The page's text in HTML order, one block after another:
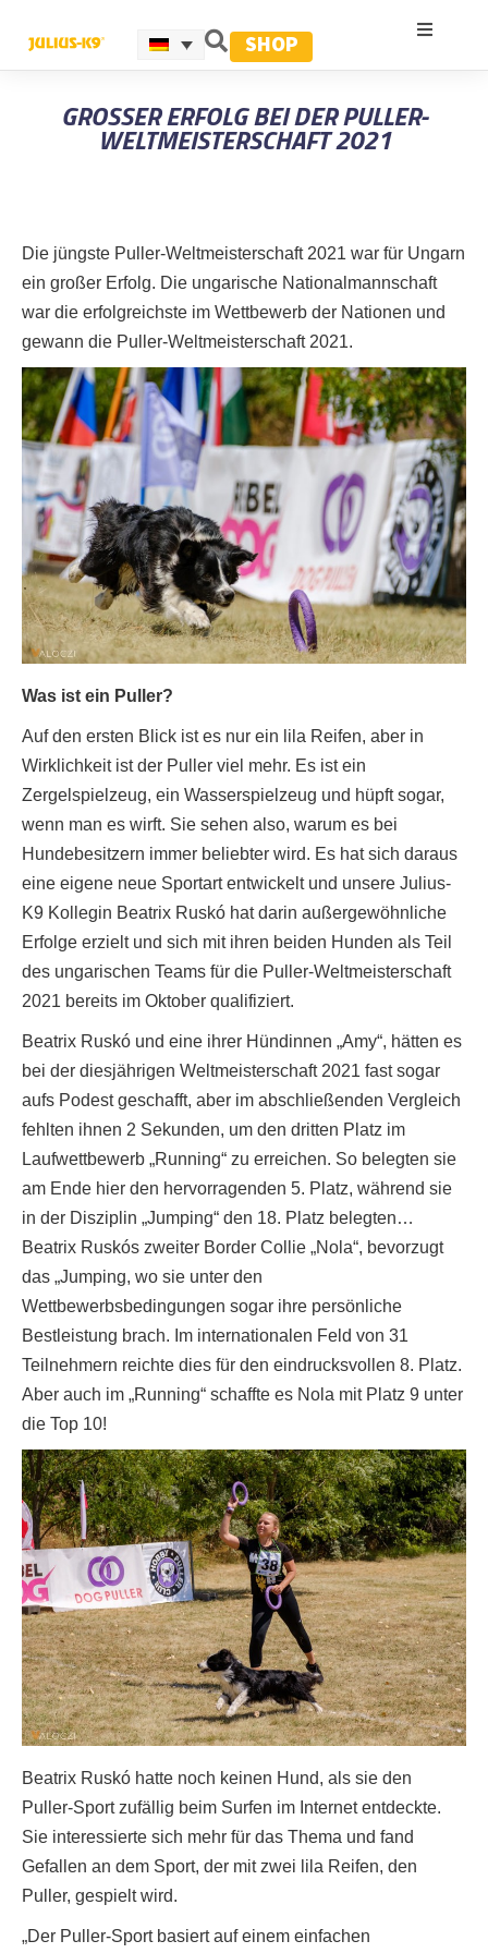
SHOP
GROSSER ERFOLG BEI DER PULLER-W
ELTMEISTERSCHAFT 2021
Die jüngste Puller-Weltmeisterschaft 2021 war für Ungarn
ein großer Erfolg. Die ungarische Nationalmannschaft
war die erfolgreichste im Wettbewerb der Nationen und
gewann die Puller-Weltmeisterschaft 2021.
Was ist ein Puller?
Auf den ersten Blick ist es nur ein lila Reifen, aber in
Wirklichkeit ist der Puller viel mehr. Es ist ein
Zergelspielzeug, ein Wasserspielzeug und hüpft sogar,
wenn man es wirft. Sie sehen also, warum es bei
Hundebesitzern immer beliebter wird. Es hat sich daraus
eine eigene neue Sportart entwickelt und unsere Julius-
K9 Kollegin Beatrix Ruskó hat darin außergewöhnliche
Erfolge erzielt und sich mit ihren beiden Hunden als Teil
des ungarischen Teams für die Puller-Weltmeisterschaft
2021 bereits im Oktober qualifiziert.
Beatrix Ruskó und eine ihrer Hündinnen „Amy“, hätten es
bei der diesjährigen Weltmeisterschaft 2021 fast sogar
aufs Podest geschafft, aber im abschließenden Vergleich
fehlten ihnen 2 Sekunden, um den dritten Platz im
Laufwettbewerb „Running“ zu erreichen. So belegten sie
am Ende hier den hervorragenden 5. Platz, während sie
in der Disziplin „Jumping“ den 18. Platz belegten…
Beatrix Ruskós zweiter Border Collie „Nola“, bevorzugt
das „Jumping, wo sie unter den
Wettbewerbsbedingungen sogar ihre persönliche
Bestleistung brach. Im internationalen Feld von 31
Teilnehmern reichte dies für den eindrucksvollen 8. Platz.
Aber auch im „Running“ schaffte es Nola mit Platz 9 unter
die Top 10!
Beatrix Ruskó hatte noch keinen Hund, als sie den
Puller-Sport zufällig beim Surfen im Internet entdeckte.
Sie interessierte sich mehr für das Thema und fand
Gefallen an dem Sport, der mit zwei lila Reifen, den
Puller, gespielt wird.
„Der Puller-Sport basiert auf einem einfachen